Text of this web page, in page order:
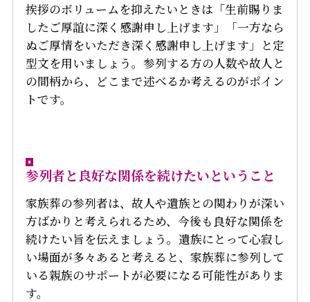
挨拶のボリュームを抑えたいときは「生前賜りま
したご厚誼に深く感謝申し上げます」「一方なら
ぬご厚情をいただき深く感謝申し上げます」と定
型文を用いましょう。参列する方の人数や故人と
の間柄から、どこまで述べるか考えるのがポイン
トです。
参列者と良好な関係を続けたいということ
家族葬の参列者は、故人や遺族との関わりが深い
方ばかりと考えられるため、今後も良好な関係を
続けたい旨を伝えましょう。遺族にとって心寂し
い場面が多々あると考えると、家族葬に参列して
いる親族のサポートが必要になる可能性がありま
す。